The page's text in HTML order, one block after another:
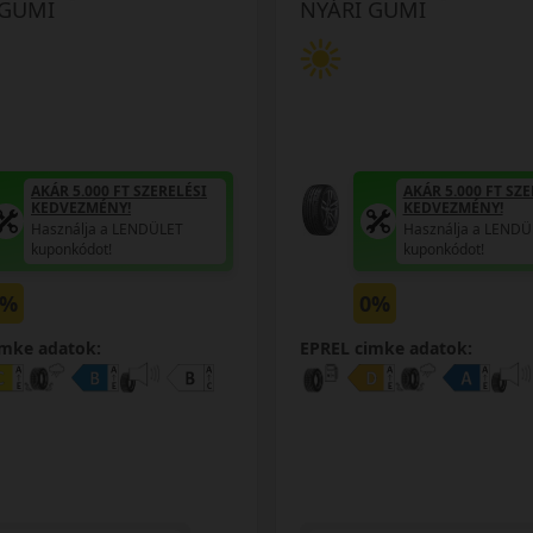
AKÁR 5.000 FT SZERELÉSI
KEDVEZMÉNY!
Használja a LENDÜLET
kuponkódot!
adatok:
NYÁRI GUMI
AKÁR 5.000 FT
KEDVEZMÉNY!
Használja a
kuponkódot!
0%
EPREL cimke adatok: